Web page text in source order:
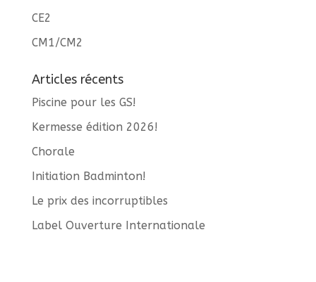
CE2
CM1/CM2
Articles récents
Piscine pour les GS!
Kermesse édition 2026!
Chorale
Initiation Badminton!
Le prix des incorruptibles
Label Ouverture Internationale